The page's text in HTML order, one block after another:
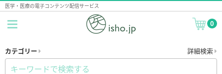
医学・医療の電子コンテンツ配信サービス
0
カテゴリー 詳細検索